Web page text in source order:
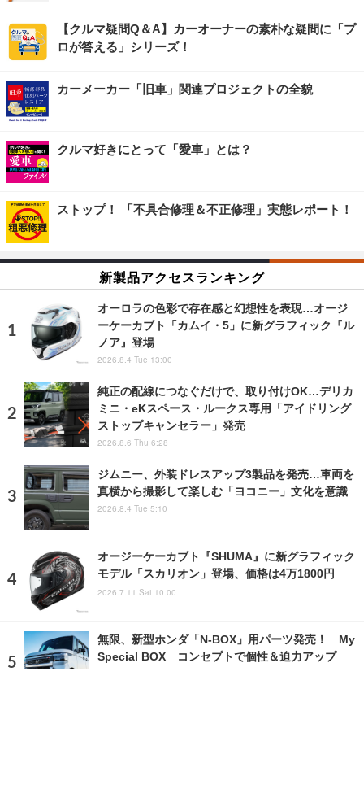
【クルマ疑問Q＆A】カーオーナーの素朴な疑問に「プ
ロが答える」シリーズ！
カーメーカー「旧車」関連プロジェクトの全貌
クルマ好きにとって「愛車」とは？
ストップ！ 「不具合修理＆不正修理」実態レポート！
新製品アクセスランキング
オーロラの色彩で存在感と幻想性を表現…オージ
ーケーカブト「カムイ・5」に新グラフィック『ル
ノア』登場
2026.8.4 Tue 13:00
純正の配線につなぐだけで、取り付けOK…デリカ
ミニ・eKスペース・ルークス専用「アイドリング
ストップキャンセラー」発売
2026.8.6 Thu 6:28
ジムニー、外装ドレスアップ3製品を発売…車両を
真横から撮影して楽しむ「ヨコニー」文化を意識
2026.8.4 Tue 5:10
オージーケーカブト『SHUMA』に新グラフィック
モデル「スカリオン」登場、価格は4万1800円
2026.7.11 Sat 10:00
無限、新型ホンダ「N-BOX」用パーツ発売！ My
Special BOX コンセプトで個性＆迫力アップ